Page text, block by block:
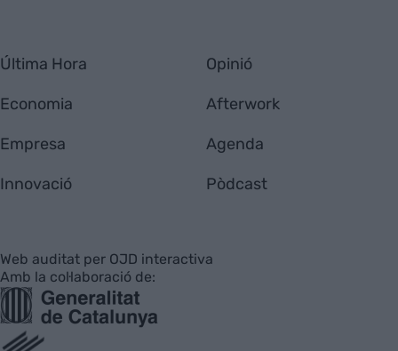
Última Hora
Economia
Empresa
Innovació
Opinió
Afterwork
Agenda
Pòdcast
Web auditat per OJD interactiva
Amb la col·laboració de: